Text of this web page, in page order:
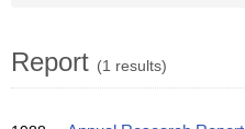
Report (1 results)